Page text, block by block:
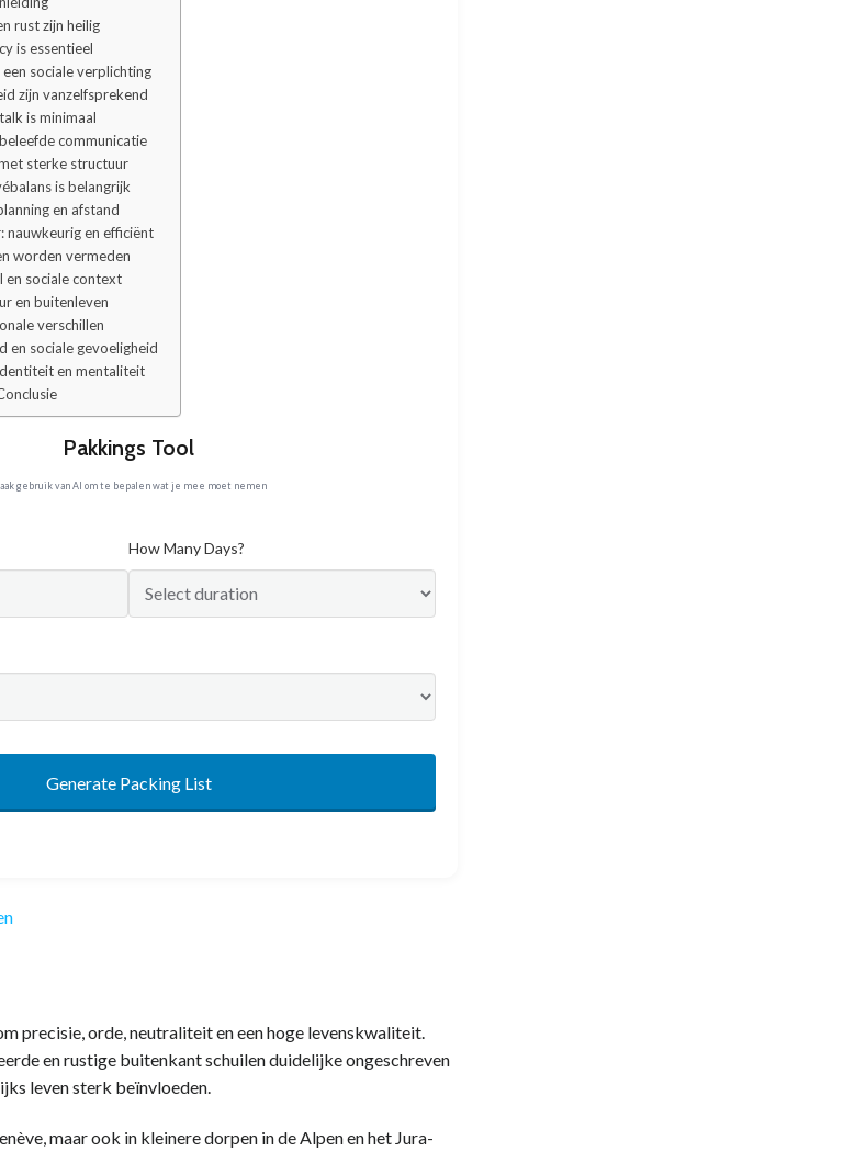
rust zijn heilig
is essentieel
sociale verplichting
zijn vanzelfsprekend
is minimaal
communicatie
sterke structuur
is belangrijk
en afstand
nauwkeurig en efficiënt
worden vermeden
en sociale context
en buitenleven
verschillen
en sociale gevoeligheid
en mentaliteit
Pakkings Tool
gebruik van AI om te bepalen wat je mee moet nemen
How Many Days?
Generate Packing List
precisie, orde, neutraliteit en een hoge levenskwaliteit.
en rustige buitenkant schuilen duidelijke ongeschreven
leven sterk beïnvloeden.
maar ook in kleinere dorpen in de Alpen en het Jura-